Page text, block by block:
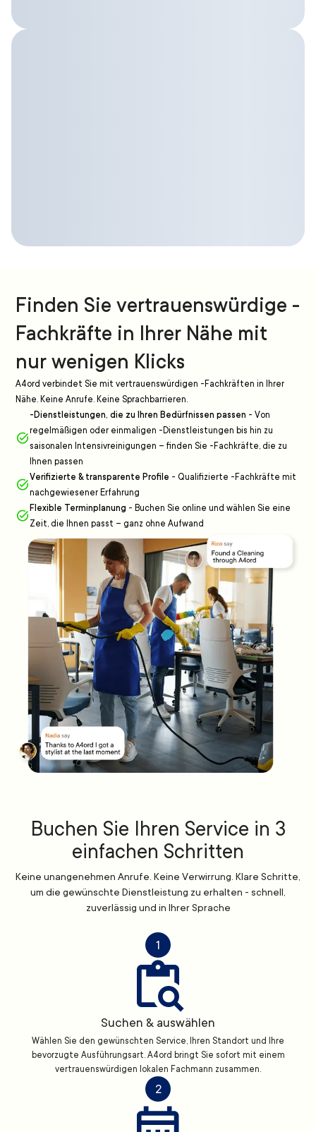
Finden Sie vertrauenswürdige -
Fachkräfte in Ihrer Nähe mit
nur wenigen Klicks
A4ord verbindet Sie mit vertrauenswürdigen -Fachkräften in Ihrer
Nähe. Keine Anrufe. Keine Sprachbarrieren.
-Dienstleistungen, die zu Ihren Bedürfnissen passen - Von
regelmäßigen oder einmaligen -Dienstleistungen bis hin zu
saisonalen Intensivreinigungen – finden Sie -Fachkräfte, die zu
Ihnen passen
Verifizierte & transparente Profile - Qualifizierte -Fachkräfte mit
nachgewiesener Erfahrung
Flexible Terminplanung - Buchen Sie online und wählen Sie eine
Zeit, die Ihnen passt – ganz ohne Aufwand
Buchen Sie Ihren Service in 3
einfachen Schritten
Keine unangenehmen Anrufe. Keine Verwirrung. Klare Schritte,
um die gewünschte Dienstleistung zu erhalten - schnell,
zuverlässig und in Ihrer Sprache
1
Suchen & auswählen
Wählen Sie den gewünschten Service, Ihren Standort und Ihre
bevorzugte Ausführungsart. A4ord bringt Sie sofort mit einem
vertrauenswürdigen lokalen Fachmann zusammen.
2